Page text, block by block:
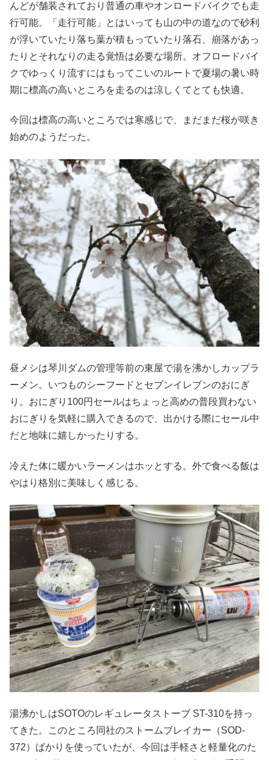
んどが舗装されており普通の車やオンロードバイクでも走
行可能。「走行可能」とはいっても山の中の道なので砂利
が浮いていたり落ち葉が積もっていたり落石、崩落があっ
たりとそれなりの走る覚悟は必要な場所。オフロードバイ
クでゆっくり流すにはもってこいのルートで夏場の暑い時
期に標高の高いところを走るのは涼しくてとても快適。
今回は標高の高いところでは寒感じで、まだまだ桜が咲き
始めのようだった。
昼メシは琴川ダムの管理等前の東屋で湯を沸かしカップラ
ーメン。いつものシーフードとセブンイレブンのおにぎ
り。おにぎり100円セールはちょっと高めの普段買わない
おにぎりを気軽に購入できるので、出かける際にセール中
だと地味に嬉しかったりする。
冷えた体に暖かいラーメンはホッとする。外で食べる飯は
やはり格別に美味しく感じる。
湯沸かしはSOTOのレギュレータストーブ ST-310を持っ
てきた。このところ同社のストームブレイカー（SOD-
372）ばかりを使っていたが、今回は手軽さと軽量化のた